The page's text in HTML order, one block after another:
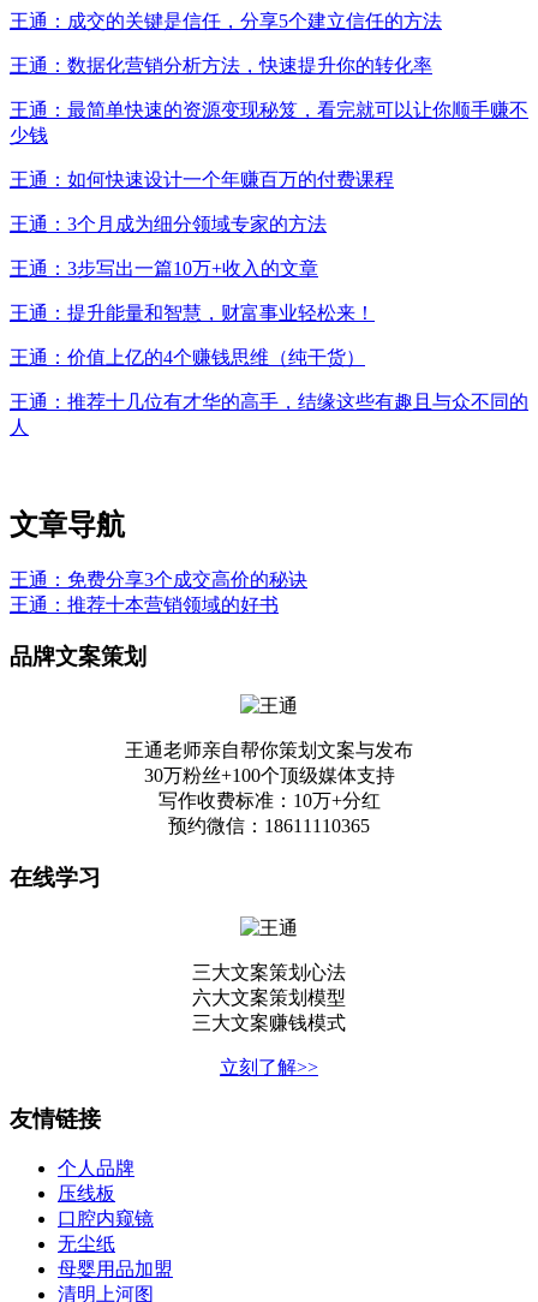
王通：成交的关键是信任，分享5个建立信任的方法
王通：数据化营销分析方法，快速提升你的转化率
王通：最简单快速的资源变现秘笈，看完就可以让你顺手赚不
少钱
王通：如何快速设计一个年赚百万的付费课程
王通：3个月成为细分领域专家的方法
王通：3步写出一篇10万+收入的文章
王通：提升能量和智慧，财富事业轻松来！
王通：价值上亿的4个赚钱思维（纯干货）
王通：推荐十几位有才华的高手，结缘这些有趣且与众不同的
人
文章导航
王通：免费分享3个成交高价的秘诀
王通：推荐十本营销领域的好书
品牌文案策划
王通老师亲自帮你策划文案与发布
30万粉丝+100个顶级媒体支持
写作收费标准：10万+分红
预约微信：18611110365
在线学习
三大文案策划心法
六大文案策划模型
三大文案赚钱模式
立刻了解>>
友情链接
个人品牌
压线板
口腔内窥镜
无尘纸
母婴用品加盟
清明上河图